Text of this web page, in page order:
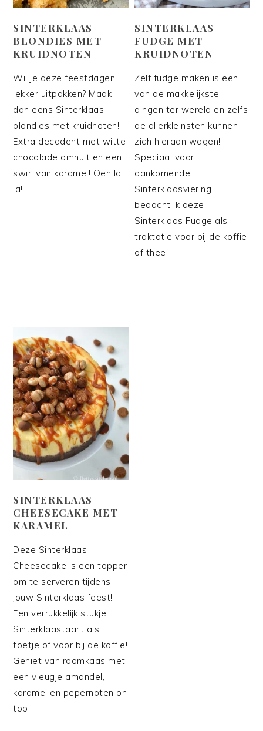
SINTERKLAAS
BLONDIES MET
KRUIDNOTEN
Wil je deze feestdagen
lekker uitpakken? Maak
dan eens Sinterklaas
blondies met kruidnoten!
Extra decadent met witte
chocolade omhult en een
swirl van karamel! Oeh la
la!
SINTERKLAAS
FUDGE MET
KRUIDNOTEN
Zelf fudge maken is een
van de makkelijkste
dingen ter wereld en zelfs
de allerkleinsten kunnen
zich hieraan wagen!
Speciaal voor
aankomende
Sinterklaasviering
bedacht ik deze
Sinterklaas Fudge als
traktatie voor bij de koffie
of thee.
SINTERKLAAS
CHEESECAKE MET
KARAMEL
Deze Sinterklaas
Cheesecake is een topper
om te serveren tijdens
jouw Sinterklaas feest!
Een verrukkelijk stukje
Sinterklaastaart als
toetje of voor bij de koffie!
Geniet van roomkaas met
een vleugje amandel,
karamel en pepernoten on
top!